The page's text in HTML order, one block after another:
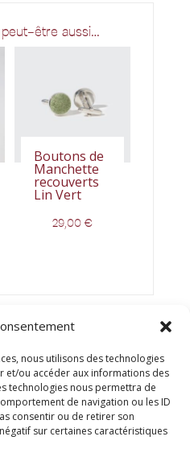
nous utilisons des technologies
et/ou accéder aux informations des
technologies nous permettra de
de navigation ou les ID
consentir ou de retirer son
sur certaines caractéristiques
être aussi…
Boutons de
Manchette
recouverts
Lin Vert
29,00€